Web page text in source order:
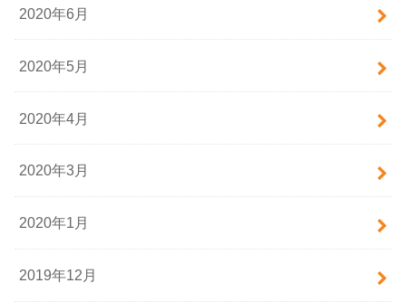
2020年6月
2020年5月
2020年4月
2020年3月
2020年1月
2019年12月